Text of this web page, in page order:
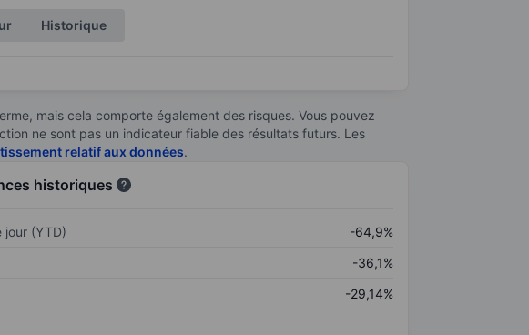
Historique
mais cela comporte également des risques. Vous pouvez
ne sont pas un indicateur fiable des résultats futurs. Les
relatif aux données.
historiques
jour (YTD)
-64,9%
-36,1%
-29,14%